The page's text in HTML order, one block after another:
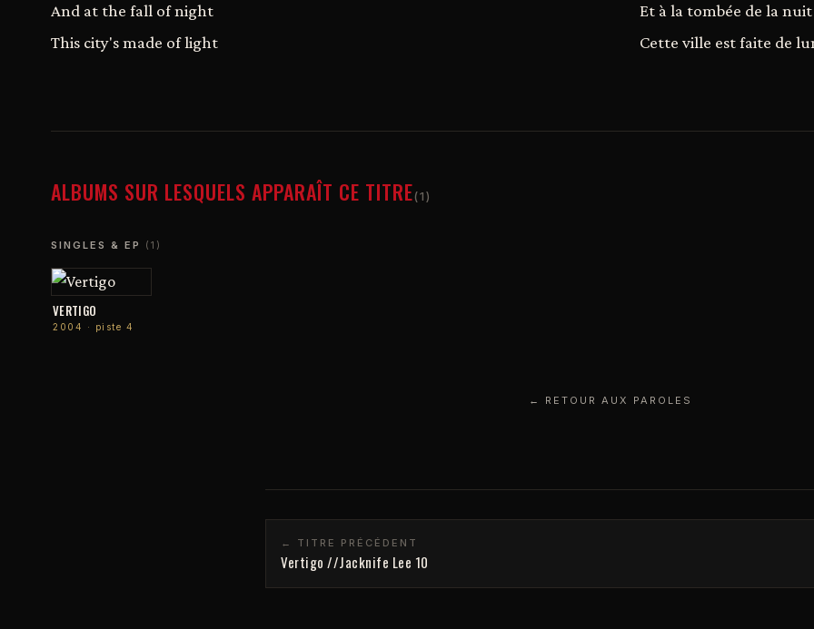
And at the fall of night
This city's made of light
Et à la tombée de la nuit
Cette ville est faite de
ALBUMS SUR LESQUELS APPARAÎT CE TITRE(1)
SINGLES & EP (1)
VERTIGO
2004 · piste 4
← RETOUR AUX PAROLES
← TITRE PRÉCÉDENT
Vertigo //Jacknife Lee 10